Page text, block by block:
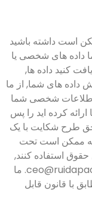
است داشته باشید
داده های شخصی یا
کنید داده ها,
داده های شما, از ما
اطلاعات شخصی شما
کرده اید را پس
حق طرح شکایت با یک
ممکن است تحت
حقوق استفاده کنند,
می توانید برای ما بنویسید ceo@ruidapacking.com. ما
با قانون قابل